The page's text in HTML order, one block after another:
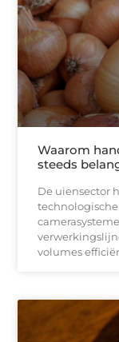
Waarom
steeds
De uiensector
volumes